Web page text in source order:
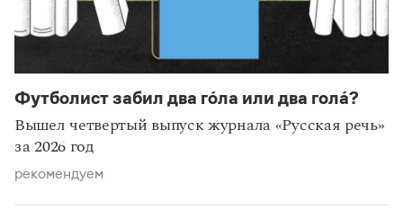
Футболист забил два го́ла или два гола́?
Вышел четвертый выпуск журнала «Русская речь»
за 2026 год
рекомендуем